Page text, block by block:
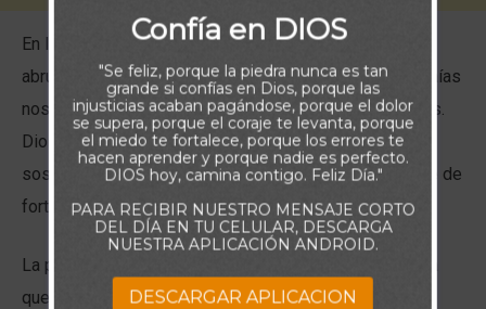
En los momentos de adversidad, es fácil sentirnos
abrumados y solos. Sin embargo, este versículo de Isaías
nos recuerda que no estamos solos en nuestras luchas.
Dios promete estar con nosotros, fortaleciéndonos y
sosteniéndonos. Su presencia es una fuente constante de
fortaleza y apoyo.
La promesa de Dios de estar con nosotros no significa
que las dificultades desaparecerán instantáneamente,
Confía en DIOS
"Se feliz, porque la piedra nunca es tan
grande si confías en Dios, porque las
injusticias acaban pagándose, porque el dolor
se supera, porque el coraje te levanta, porque
el miedo te fortalece, porque los errores te
hacen aprender y porque nadie es perfecto.
DIOS hoy, camina contigo. Feliz Día."
PARA RECIBIR NUESTRO MENSAJE CORTO
DEL DÍA EN TU CELULAR, DESCARGA
NUESTRA APLICACIÓN ANDROID.
DESCARGAR APLICACION